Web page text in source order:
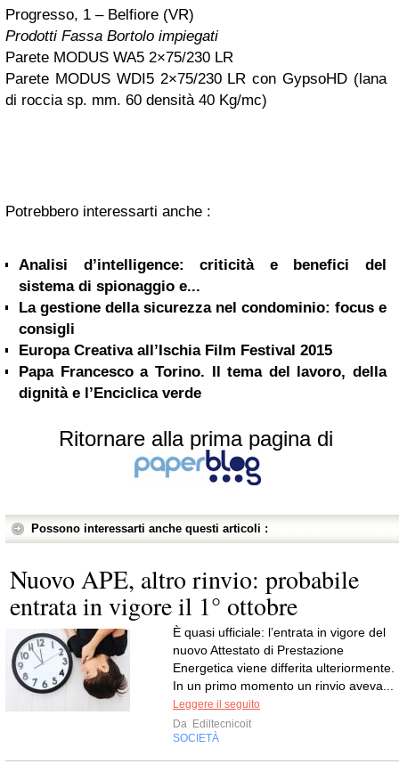
Progresso, 1 – Belfiore (VR)
Prodotti Fassa Bortolo impiegati
Parete MODUS WA5 2×75/230 LR
Parete MODUS WDI5 2×75/230 LR con GypsoHD (lana
di roccia sp. mm. 60 densità 40 Kg/mc)
Potrebbero interessarti anche :
Analisi d’intelligence: criticità e benefici del
sistema di spionaggio e...
La gestione della sicurezza nel condominio: focus e
consigli
Europa Creativa all’Ischia Film Festival 2015
Papa Francesco a Torino. Il tema del lavoro, della
dignità e l’Enciclica verde
Ritornare alla prima pagina di
Possono interessarti anche questi articoli :
Nuovo APE, altro rinvio: probabile
entrata in vigore il 1° ottobre
È quasi ufficiale: l’entrata in vigore del
nuovo Attestato di Prestazione
Energetica viene differita ulteriormente.
In un primo momento un rinvio aveva...
Leggere il seguito
Da Ediltecnicoit
SOCIETÀ